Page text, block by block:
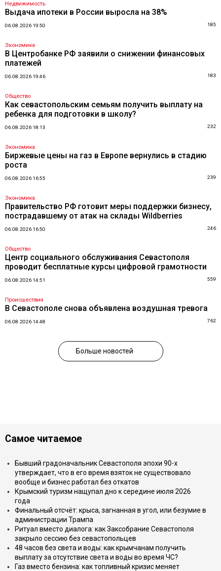
Недвижимость
Выдача ипотеки в России выросла на 38%
06.08.2026 19:50 185
Экономика
В Центробанке РФ заявили о снижении финансовых
платежей
06.08.2026 19:46 183
Общество
Как севастопольским семьям получить выплату на
ребенка для подготовки в школу?
06.08.2026 18:13 232
Экономика
Биржевые цены на газ в Европе вернулись в стадию
роста
06.08.2026 16:55 239
Экономика
Правительство РФ готовит меры поддержки бизнесу,
пострадавшему от атак на склады Wildberries
06.08.2026 16:50 246
Общество
Центр социального обслуживания Севастополя
проводит бесплатные курсы цифровой грамотности
06.08.2026 14:51 559
Происшествия
В Севастополе снова объявлена воздушная тревога
06.08.2026 14:48 762
Больше новостей
Самое читаемое
Бывший градоначальник Севастополя эпохи 90-х
утверждает, что в его время взяток не существовало
вообще и бизнес работал без откатов
Крымский туризм нащупал дно к середине июля 2026
года
Финальный отсчёт: крыса, загнанная в угол, или безумие в
администрации Трампа
Ритуал вместо диалога: как Заксобрание Севастополя
закрыло сессию без севастопольцев
48 часов без света и воды: как крымчанам получить
выплату за отсутствие света и воды во время ЧС?
Газ вместо бензина: как топливный кризис меняет